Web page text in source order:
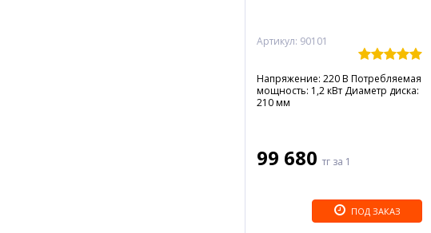
Артикул: 90101
Напряжение: 220 В Потребляемая
мощность: 1,2 кВт Диаметр диска:
210 мм
99 680 тг за 1
ПОД ЗАКАЗ